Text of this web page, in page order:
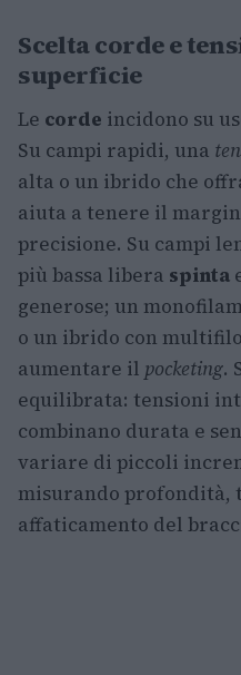
Scelta corde e
superficie
Le corde incidono su
Su campi rapidi, una
alta o un ibrido che
aiuta a tenere il
precisione. Su campi
più bassa libera spinta
generose; un
o un ibrido con
aumentare il pocketing.
equilibrata: tensioni
combinano durata e
variare di piccoli
misurando profondità,
affaticamento del